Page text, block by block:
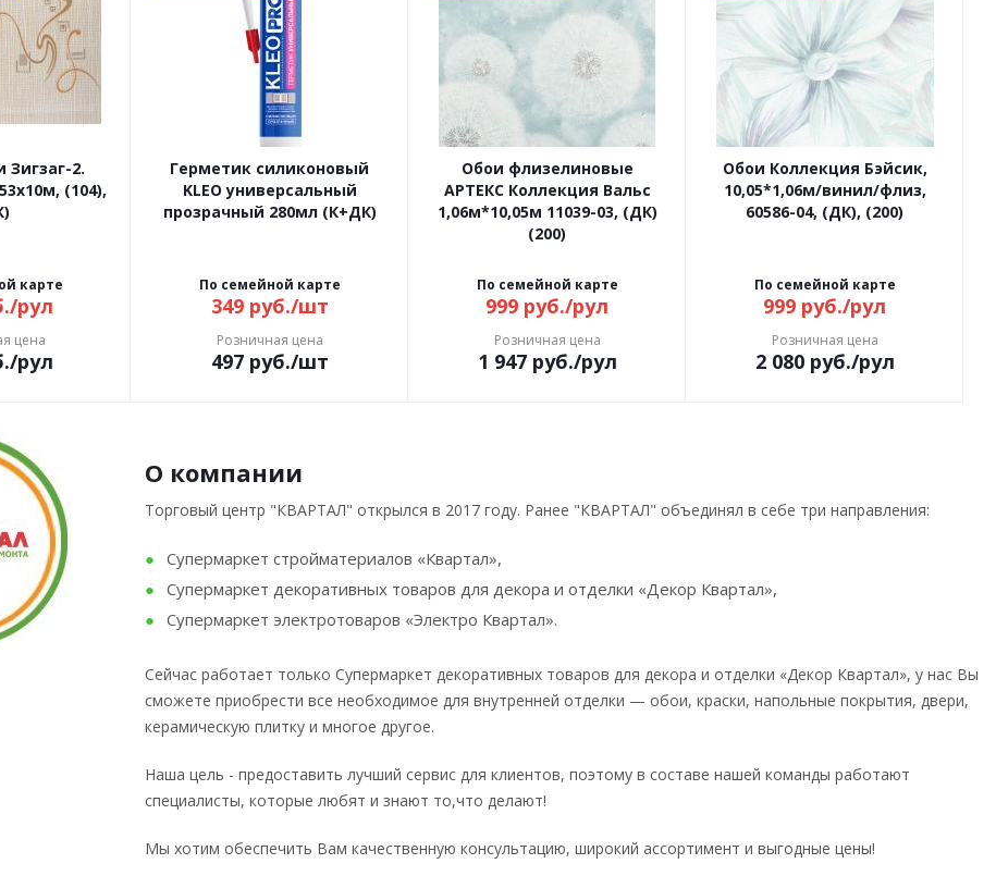
Зигзаг-2.
(104),
карте
/рул
цена
/рул
Герметик силиконовый
KLEO универсальный
прозрачный 280мл (К+ДК)
По семейной карте
349руб./шт
Розничная цена
497руб./шт
Обои флизелиновые
АРТЕКС Коллекция Вальс
1,06м*10,05м 11039-03, (ДК)
(200)
По семейной карте
999 руб./рул
Розничная цена
1 947руб./рул
Обои Коллекция Бэйсик,
10,05*1,06м/винил/флиз,
60586-04, (ДК), (200)
По семейной карте
999 руб./рул
Розничная цена
2 080руб./рул
О компании
Торговый центр "КВАРТАЛ" открылся в 2017 году. Ранее "КВАРТАЛ" объединял в себе три направления:
Супермаркет стройматериалов «Квартал»,
Супермаркет декоративных товаров для декора и отделки «Декор Квартал»,
Супермаркет электротоваров «Электро Квартал».
Сейчас работает только Супермаркет декоративных товаров для декора и отделки «Декор Квартал», у нас Вы
сможете приобрести все необходимое для внутренней отделки — обои, краски, напольные покрытия, двери,
керамическую плитку и многое другое.
Наша цель - предоставить лучший сервис для клиентов, поэтому в составе нашей команды работают
специалисты, которые любят и знают то,что делают!
Мы хотим обеспечить Вам качественную консультацию, широкий ассортимент и выгодные цены!